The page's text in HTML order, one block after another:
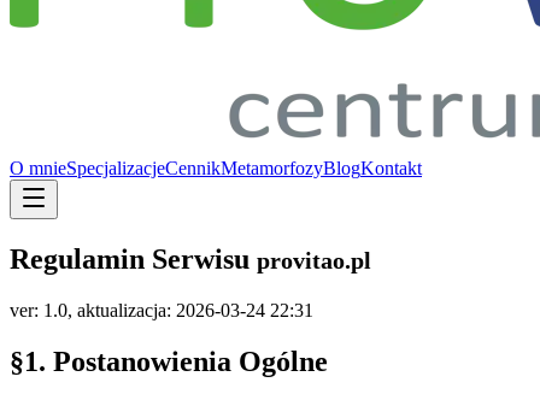
O mnieSpecjalizacjeCennikMetamorfozyBlogKontakt
Regulamin Serwisu provitao.pl
ver: 1.0, aktualizacja: 2026-03-24 22:31
§1. Postanowienia Ogólne